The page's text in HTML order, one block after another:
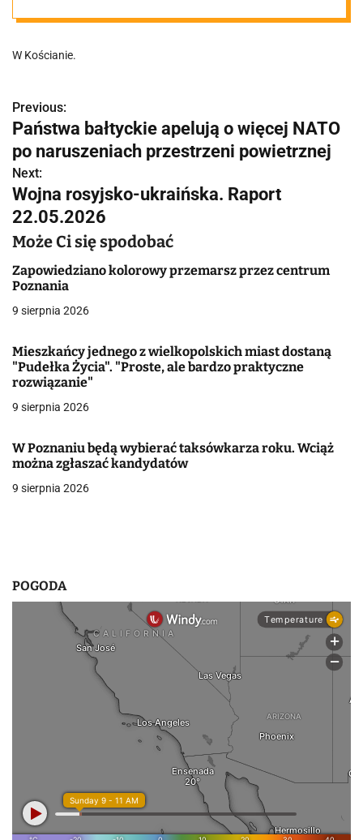
Mężczyzna pod
pociągiem
W Kościanie.
N
a
w
i
g
a
c
a
w
i
s
Previous:
Państwa bałtyckie apelują o więcej NATO
po naruszeniach przestrzeni powietrznej
Next:
Wojna rosyjsko-ukraińska. Raport
22.05.2026
Może Ci się spodobać
Zapowiedziano kolorowy przemarsz przez centrum
Poznania
9 sierpnia 2026
Mieszkańcy jednego z wielkopolskich miast dostaną
"Pudełka Życia". "Proste, ale bardzo praktyczne
rozwiązanie"
9 sierpnia 2026
W Poznaniu będą wybierać taksówkarza roku. Wciąż
można zgłaszać kandydatów
9 sierpnia 2026
POGODA